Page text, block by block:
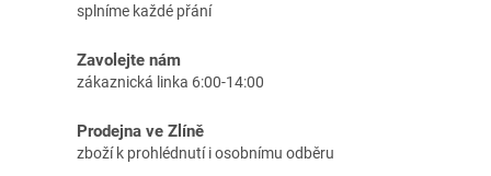
splníme každé přání
Zavolejte nám
zákaznická linka 6:00-14:00
Prodejna ve Zlíně
zboží k prohlédnutí i osobnímu odběru